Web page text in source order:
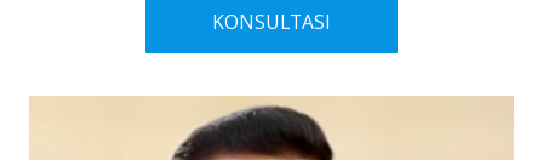
KONSULTASI